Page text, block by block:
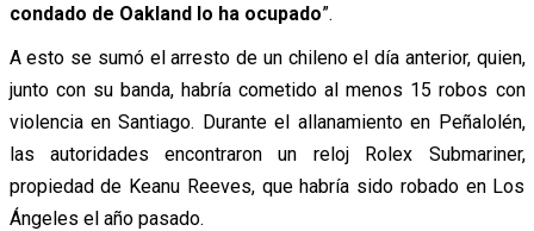
condado de Oakland lo ha ocupado”.
A esto se sumó el arresto de un chileno el día anterior, quien,
junto con su banda, habría cometido al menos 15 robos con
violencia en Santiago. Durante el allanamiento en Peñalolén,
las autoridades encontraron un reloj Rolex Submariner,
propiedad de Keanu Reeves, que habría sido robado en Los
Ángeles el año pasado.